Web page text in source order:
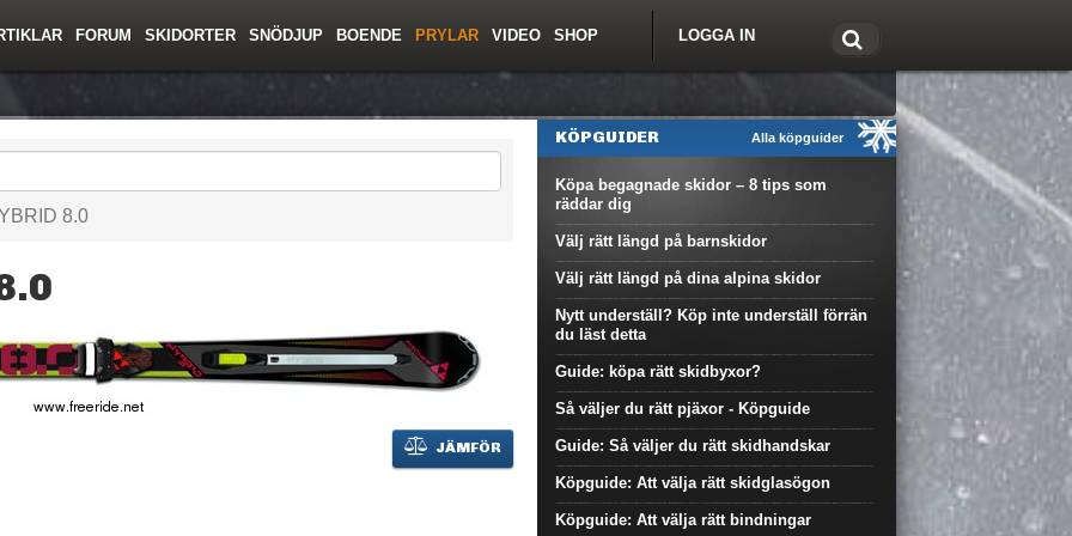
LOGGA IN
FORUM SKIDORTER SNÖDJUP BOENDE PRYLAR VIDEO SHOP
8.0
JÄMFÖR
Alla köpguider
KÖPGUIDER
Köpa begagnade skidor – 8 tips som
räddar dig
Välj rätt längd på barnskidor
Välj rätt längd på dina alpina skidor
Nytt underställ? Köp inte underställ förrän
du läst detta
Guide: köpa rätt skidbyxor?
Så väljer du rätt pjäxor - Köpguide
Guide: Så väljer du rätt skidhandskar
Köpguide: Att välja rätt skidglasögon
Köpguide: Att välja rätt bindningar